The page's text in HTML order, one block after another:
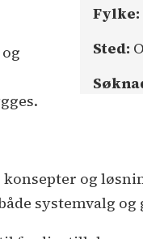
Fylke:
Sted:
og
systemvalg